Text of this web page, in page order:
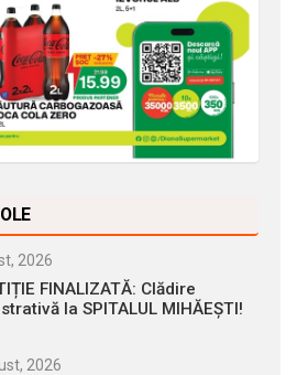
2026
FINALIZATĂ: Clădire
la SPITALUL MIHĂEȘTI!
2026